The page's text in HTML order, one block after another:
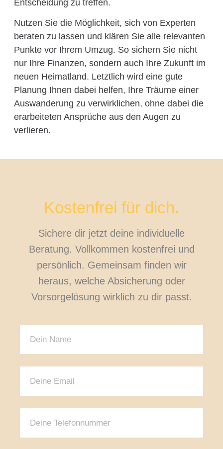
Entscheidung zu treffen.
Nutzen Sie die Möglichkeit, sich von Experten
beraten zu lassen und klären Sie alle relevanten
Punkte vor Ihrem Umzug. So sichern Sie nicht
nur Ihre Finanzen, sondern auch Ihre Zukunft im
neuen Heimatland. Letztlich wird eine gute
Planung Ihnen dabei helfen, Ihre Träume einer
Auswanderung zu verwirklichen, ohne dabei die
erarbeiteten Ansprüche aus den Augen zu
verlieren.
Kostenfrei für dich.
Sichere dir jetzt deine individuelle
Beratung. Vollkommen kostenfrei und
persönlich. Gemeinsam finden wir
heraus, welche Absicherung oder
Vorsorgelösung wirklich zu dir passt.